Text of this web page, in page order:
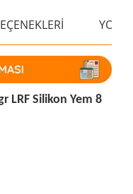
LRF Silikon Yem 8